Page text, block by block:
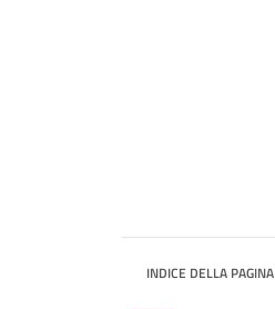
INDICE DELLA PAGINA